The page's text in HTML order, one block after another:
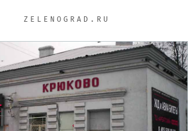
ZELENOGRAD.RU